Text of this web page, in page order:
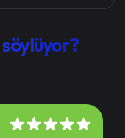
söylüyor?